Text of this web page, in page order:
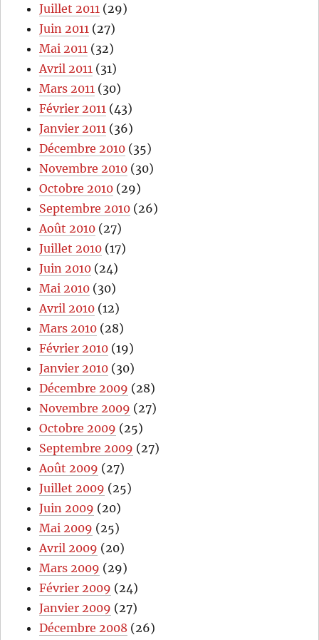
Juillet 2011 (29)
Juin 2011 (27)
Mai 2011 (32)
Avril 2011 (31)
Mars 2011 (30)
Février 2011 (43)
Janvier 2011 (36)
Décembre 2010 (35)
Novembre 2010 (30)
Octobre 2010 (29)
Septembre 2010 (26)
Août 2010 (27)
Juillet 2010 (17)
Juin 2010 (24)
Mai 2010 (30)
Avril 2010 (12)
Mars 2010 (28)
Février 2010 (19)
Janvier 2010 (30)
Décembre 2009 (28)
Novembre 2009 (27)
Octobre 2009 (25)
Septembre 2009 (27)
Août 2009 (27)
Juillet 2009 (25)
Juin 2009 (20)
Mai 2009 (25)
Avril 2009 (20)
Mars 2009 (29)
Février 2009 (24)
Janvier 2009 (27)
Décembre 2008 (26)